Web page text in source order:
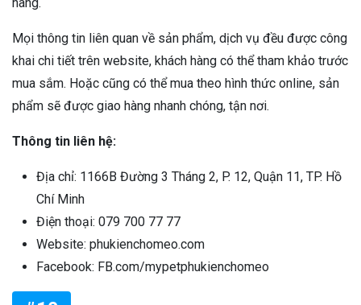
Mọi thông tin liên quan về sản phẩm, dịch vụ đều được công
khai chi tiết trên website, khách hàng có thể tham khảo trước
mua sắm. Hoặc cũng có thể mua theo hình thức online, sản
phẩm sẽ được giao hàng nhanh chóng, tận nơi.
Thông tin liên hệ:
Địa chỉ: 1166B Đường 3 Tháng 2, P. 12, Quận 11, TP. Hồ
Chí Minh
Điện thoại: 079 700 77 77
Website: phukienchomeo.com
Facebook: FB.com/mypetphukienchomeo